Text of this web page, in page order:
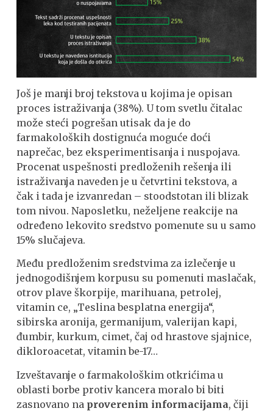
Još je manji broj tekstova u kojima je opisan
proces istraživanja (38%). U tom svetlu čitalac
može steći pogrešan utisak da je do
farmakoloških dostignuća moguće doći
naprečac, bez eksperimentisanja i nuspojava.
Procenat uspešnosti predloženih rešenja ili
istraživanja naveden je u četvrtini tekstova, a
čak i tada je izvanredan – stoodstotan ili blizak
tom nivou. Naposletku, neželjene reakcije na
određeno lekovito sredstvo pomenute su u samo
15% slučajeva.
Među predloženim sredstvima za izlečenje u
jednogodišnjem korpusu su pomenuti maslačak,
otrov plave škorpije, marihuana, petrolej,
vitamin ce, „Teslina besplatna energija“,
sibirska aronija, germanijum, valerijan kapi,
đumbir, kurkum, cimet, čaj od hrastove sjajnice,
dikloroacetat, vitamin be-17…
Izveštavanje o farmakološkim otkrićima u
oblasti borbe protiv kancera moralo bi biti
zasnovano na proverenim informacijama, čiji